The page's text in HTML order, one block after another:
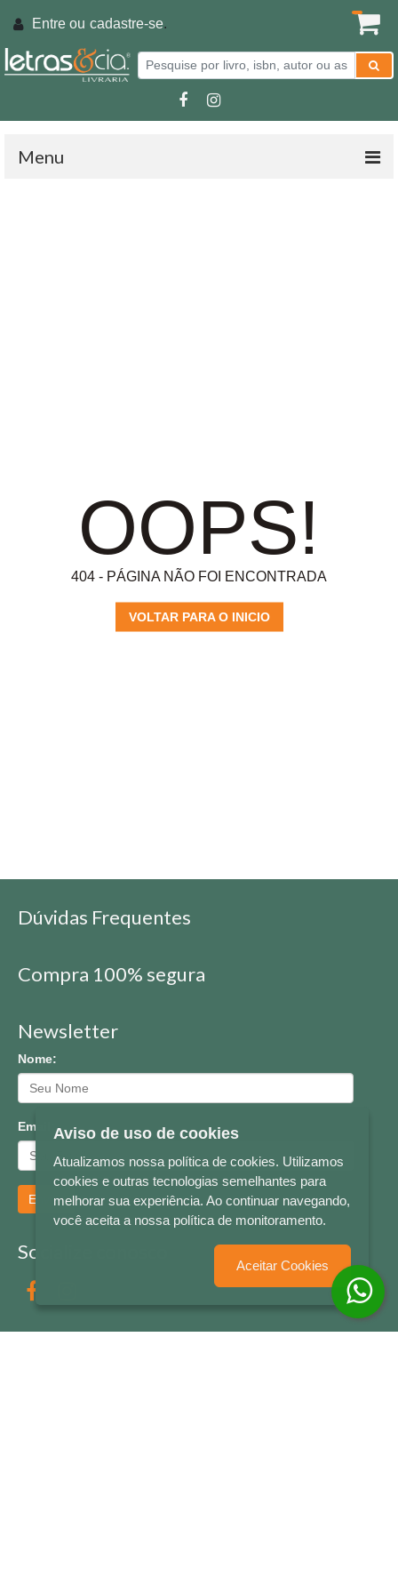
Entre ou cadastre-se.
Menu
OOPS!
404 - PÁGINA NÃO FOI ENCONTRADA
VOLTAR PARA O INICIO
Dúvidas Frequentes
Compra 100% segura
Newsletter
Nome:
Email:
Enviar
Socialize conosco
Aviso de uso de cookies
Atualizamos nossa política de cookies. Utilizamos
cookies e outras tecnologias semelhantes para
melhorar sua experiência. Ao continuar navegando,
você aceita a nossa política de monitoramento.
Aceitar Cookies